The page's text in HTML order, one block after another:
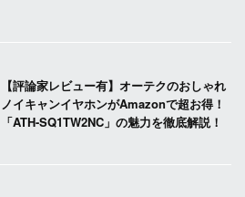
【評論家レビュー有】オーテクのおしゃれ
ノイキャンイヤホンがAmazonで超お得！
「ATH-SQ1TW2NC」の魅力を徹底解説！